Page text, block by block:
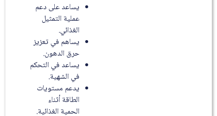
يساعد على دعم
عملية التمثيل
الغذائي.
يساهم في تعزيز
حرق الدهون.
يساعد في التحكم
في الشهية.
يدعم مستويات
الطاقة أثناء
الحمية الغذائية.